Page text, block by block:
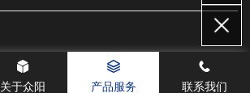
关于众阳 产品服务 联系我们